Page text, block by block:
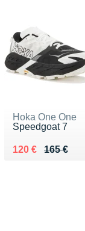
Hoka One One
Speedgoat 7
165 €
Au lieu de 165 €
120 €
Vendu 120 €